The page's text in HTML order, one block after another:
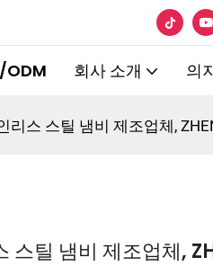
ODM 회사 소개 의
리스 스틸 냄비 제조업체,
스틸 냄비 제조업체,